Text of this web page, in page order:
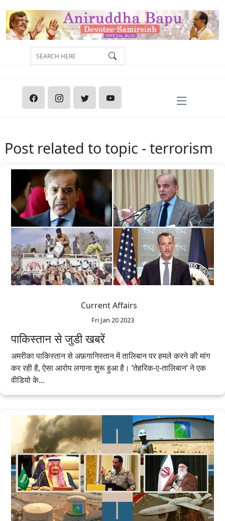
Post related to topic - terrorism
Current Affairs
Fri Jan 20 2023
पाकिस्तान से जुडी खबरें
अमरीका पाकिस्तान से अफ़गानिस्तान में तालिबान पर हमले करने की मांग
कर रही है, ऐसा आरोप लगाना शुरू हुआ है। ‘तेहरिक-ए-तालिबान’ ने एक
वीडियो के...